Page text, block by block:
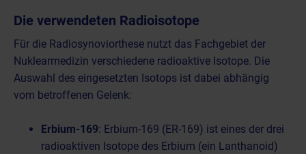
Die verwendeten Radioisotope
Für die Radiosynoviorthese nutzt das Fachgebiet der
Nuklearmedizin verschiedene radioaktive Isotope. Die
Auswahl des eingesetzten Isotops ist dabei abhängig
vom betroffenen Gelenk:
Erbium-169: Erbium-169 (ER-169) ist eines der drei
radioaktiven Isotope des Erbium (ein Lanthanoid)